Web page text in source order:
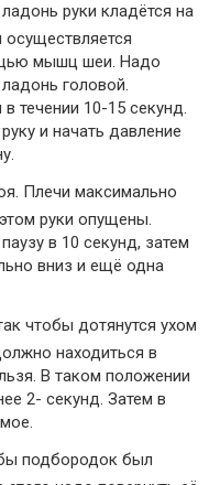
руки кладётся на
осуществляется
мышц шеи. Надо
головой.
течении 10-15 секунд.
и начать давление
Плечи максимально
руки опущены.
в 10 секунд, затем
вниз и ещё одна
чтобы дотянутся ухом
находиться в
В таком положении
2- секунд. Затем в
подбородок был